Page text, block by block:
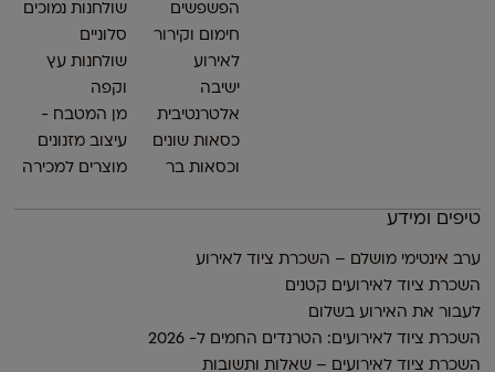
הפשפשים
חימום וקירור
לאירוע
ישיבה
אלטרנטיבית
כסאות שונים
וכסאות בר
שולחנות נמוכים
סלוניים
שולחנות עץ
וקפה
מן המטבח -
עיצוב מזנונים
מוצרים למכירה
טיפים ומידע
ערב אינטימי מושלם – השכרת ציוד לאירוע
השכרת ציוד לאירועים קטנים
לעבור את האירוע בשלום
השכרת ציוד לאירועים: הטרנדים החמים ל- 2026
השכרת ציוד לאירועים – שאלות ותשובות